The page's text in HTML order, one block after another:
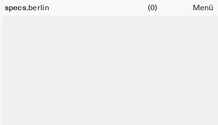
specs.berlin
Warenkorb (0) Menü